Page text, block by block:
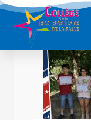
Aller
contenu